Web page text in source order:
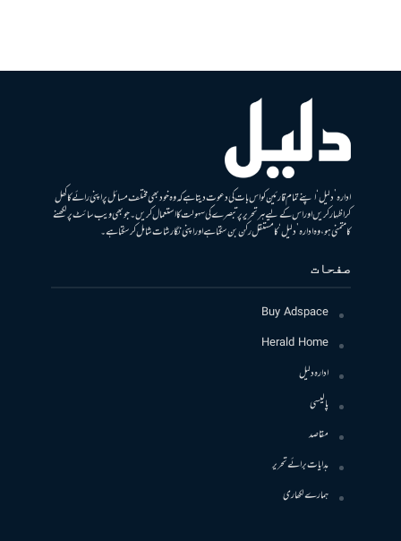
ادارہ ’دلیل‘ اپنے تمام قارئین کو اس بات کی دعوت دیتا ہے کہ وہ خود بھی مختلف مسائل پر اپنی رائے کا کھل
کر اظہار کریں اور اس کے لیے ہر تحریر پر تبصرے کی سہولت کا استعمال کریں۔ جو بھی ویب سائٹ پر لکھنے
کا متمنی ہو، وہ ادارہ ’دلیل‘ کا مستقل رکن بن سکتا ہے اور اپنی نگارشات شامل کرسکتا ہے۔
صفحات
Buy Adspace
Herald Home
ادارہ دلیل
پالیسی
مقاصد
ہدایات برائے تحریر
ہمارے لکھاری